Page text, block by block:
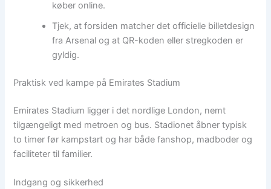
køber online.
Tjek, at forsiden matcher det officielle billetdesign
fra Arsenal og at QR-koden eller stregkoden er
gyldig.
Praktisk ved kampe på Emirates Stadium
Emirates Stadium ligger i det nordlige London, nemt
tilgængeligt med metroen og bus. Stadionet åbner typisk
to timer før kampstart og har både fanshop, madboder og
faciliteter til familier.
Indgang og sikkerhed